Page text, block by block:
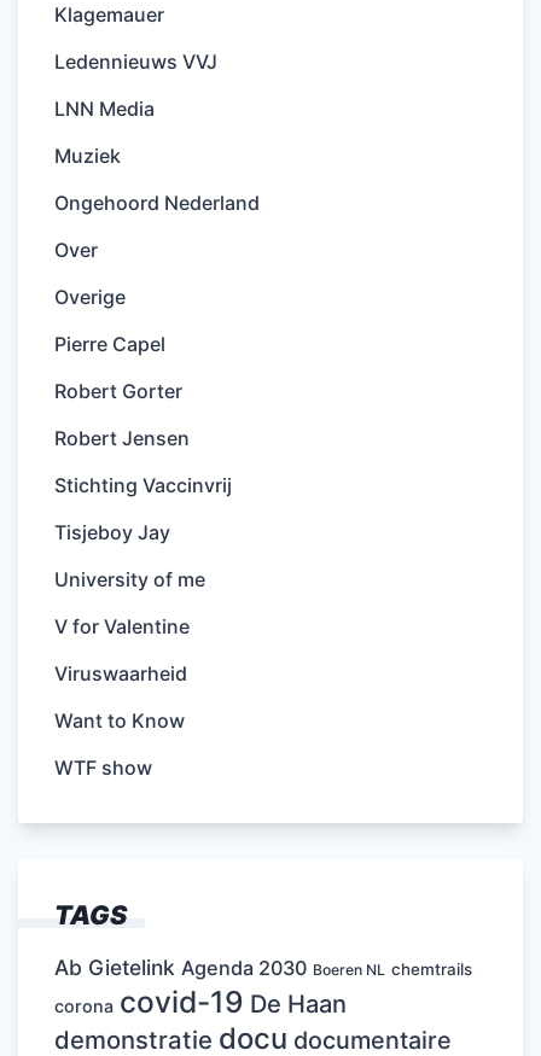
Klagemauer
Ledennieuws VVJ
LNN Media
Muziek
Ongehoord Nederland
Over
Overige
Pierre Capel
Robert Gorter
Robert Jensen
Stichting Vaccinvrij
Tisjeboy Jay
University of me
V for Valentine
Viruswaarheid
Want to Know
WTF show
TAGS
Ab Gietelink Agenda 2030 Boeren NL chemtrails
corona covid-19 De Haan
demonstratie docu documentaire